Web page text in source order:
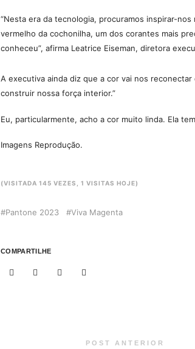
“Nesta era da tecnologia, procuramos inspirar-
vermelho da cochonilha, um dos corantes mais
conheceu”, afirma Leatrice Eiseman, diretora
A executiva ainda diz que a cor vai nos reconectar
construir nossa força interior.”
Eu, particularmente, acho a cor muito linda. Ela
Imagens Reprodução.
(VISITADA 145 VEZES, 1 VISITAS HOJE)
Pantone 2023 Viva Magenta
COMPARTILHE
POST ANTERIOR